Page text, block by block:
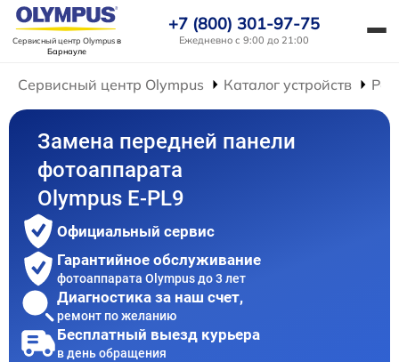
Сервисный центр Olympusв
Барнауле
+7 (800) 301-97-75
Ежедневно с 9:00 до 21:00
Сервисный центр Olympus Каталог устройств
Замена передней панели
фотоаппарата
Olympus E‑PL9
Официальный сервис
Гарантийное обслуживание
фотоаппарата Olympus до 3 лет
Диагностика за наш счет,
ремонт по желанию
Бесплатный выезд курьера
в день обращения